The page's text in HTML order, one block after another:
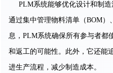
PLM系统能够优化设计和制造
通过集中管理物料清单（BOM
息，PLM系统确保所有参与者都
和返工的可能性。此外，它还能
进生产流程，减少制造成本。